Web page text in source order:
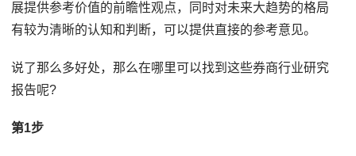
展提供参考价值的前瞻性观点，同时对未来大趋势的格局
有较为清晰的认知和判断，可以提供直接的参考意见。
说了那么多好处，那么在哪里可以找到这些券商行业研究
报告呢?
第1步